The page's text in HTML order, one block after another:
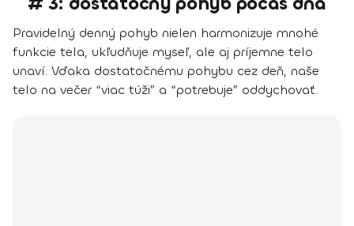
Pravidelný denný pohyb nielen harmonizuje mnohé
funkcie tela, ukľudňuje myseľ, ale aj príjemne telo
unaví. Vďaka dostatočnému pohybu cez deň, naše
telo na večer “viac túži” a “potrebuje” oddychovať.